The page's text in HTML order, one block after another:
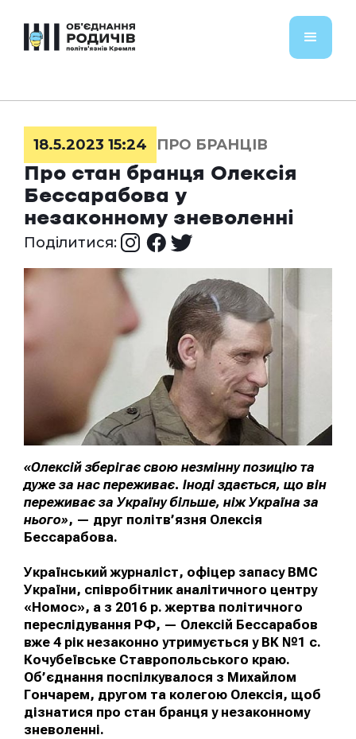
18.5.2023 15:24
ПРО БРАНЦІВ
Про стан бранця Олексія
Бессарабова у
незаконному зневоленні
Поділитися:
«Олексій зберігає свою незмінну позицію та
дуже за нас переживає. Іноді здається, що він
переживає за Україну більше, ніж Україна за
нього», — друг політв’язня Олексія
Бессарабова.
Український журналіст, офіцер запасу ВМС
України, співробітник аналітичного центру
«Номос», а з 2016 р. жертва політичного
переслідування РФ, — Олексій Бессарабов
вже 4 рік незаконно утримується у ВК №1 с.
Кочубеївське Ставропольського краю.
Об’єднання поспілкувалося з Михайлом
Гончарем, другом та колегою Олексія, щоб
дізнатися про стан бранця у незаконному
зневоленні.